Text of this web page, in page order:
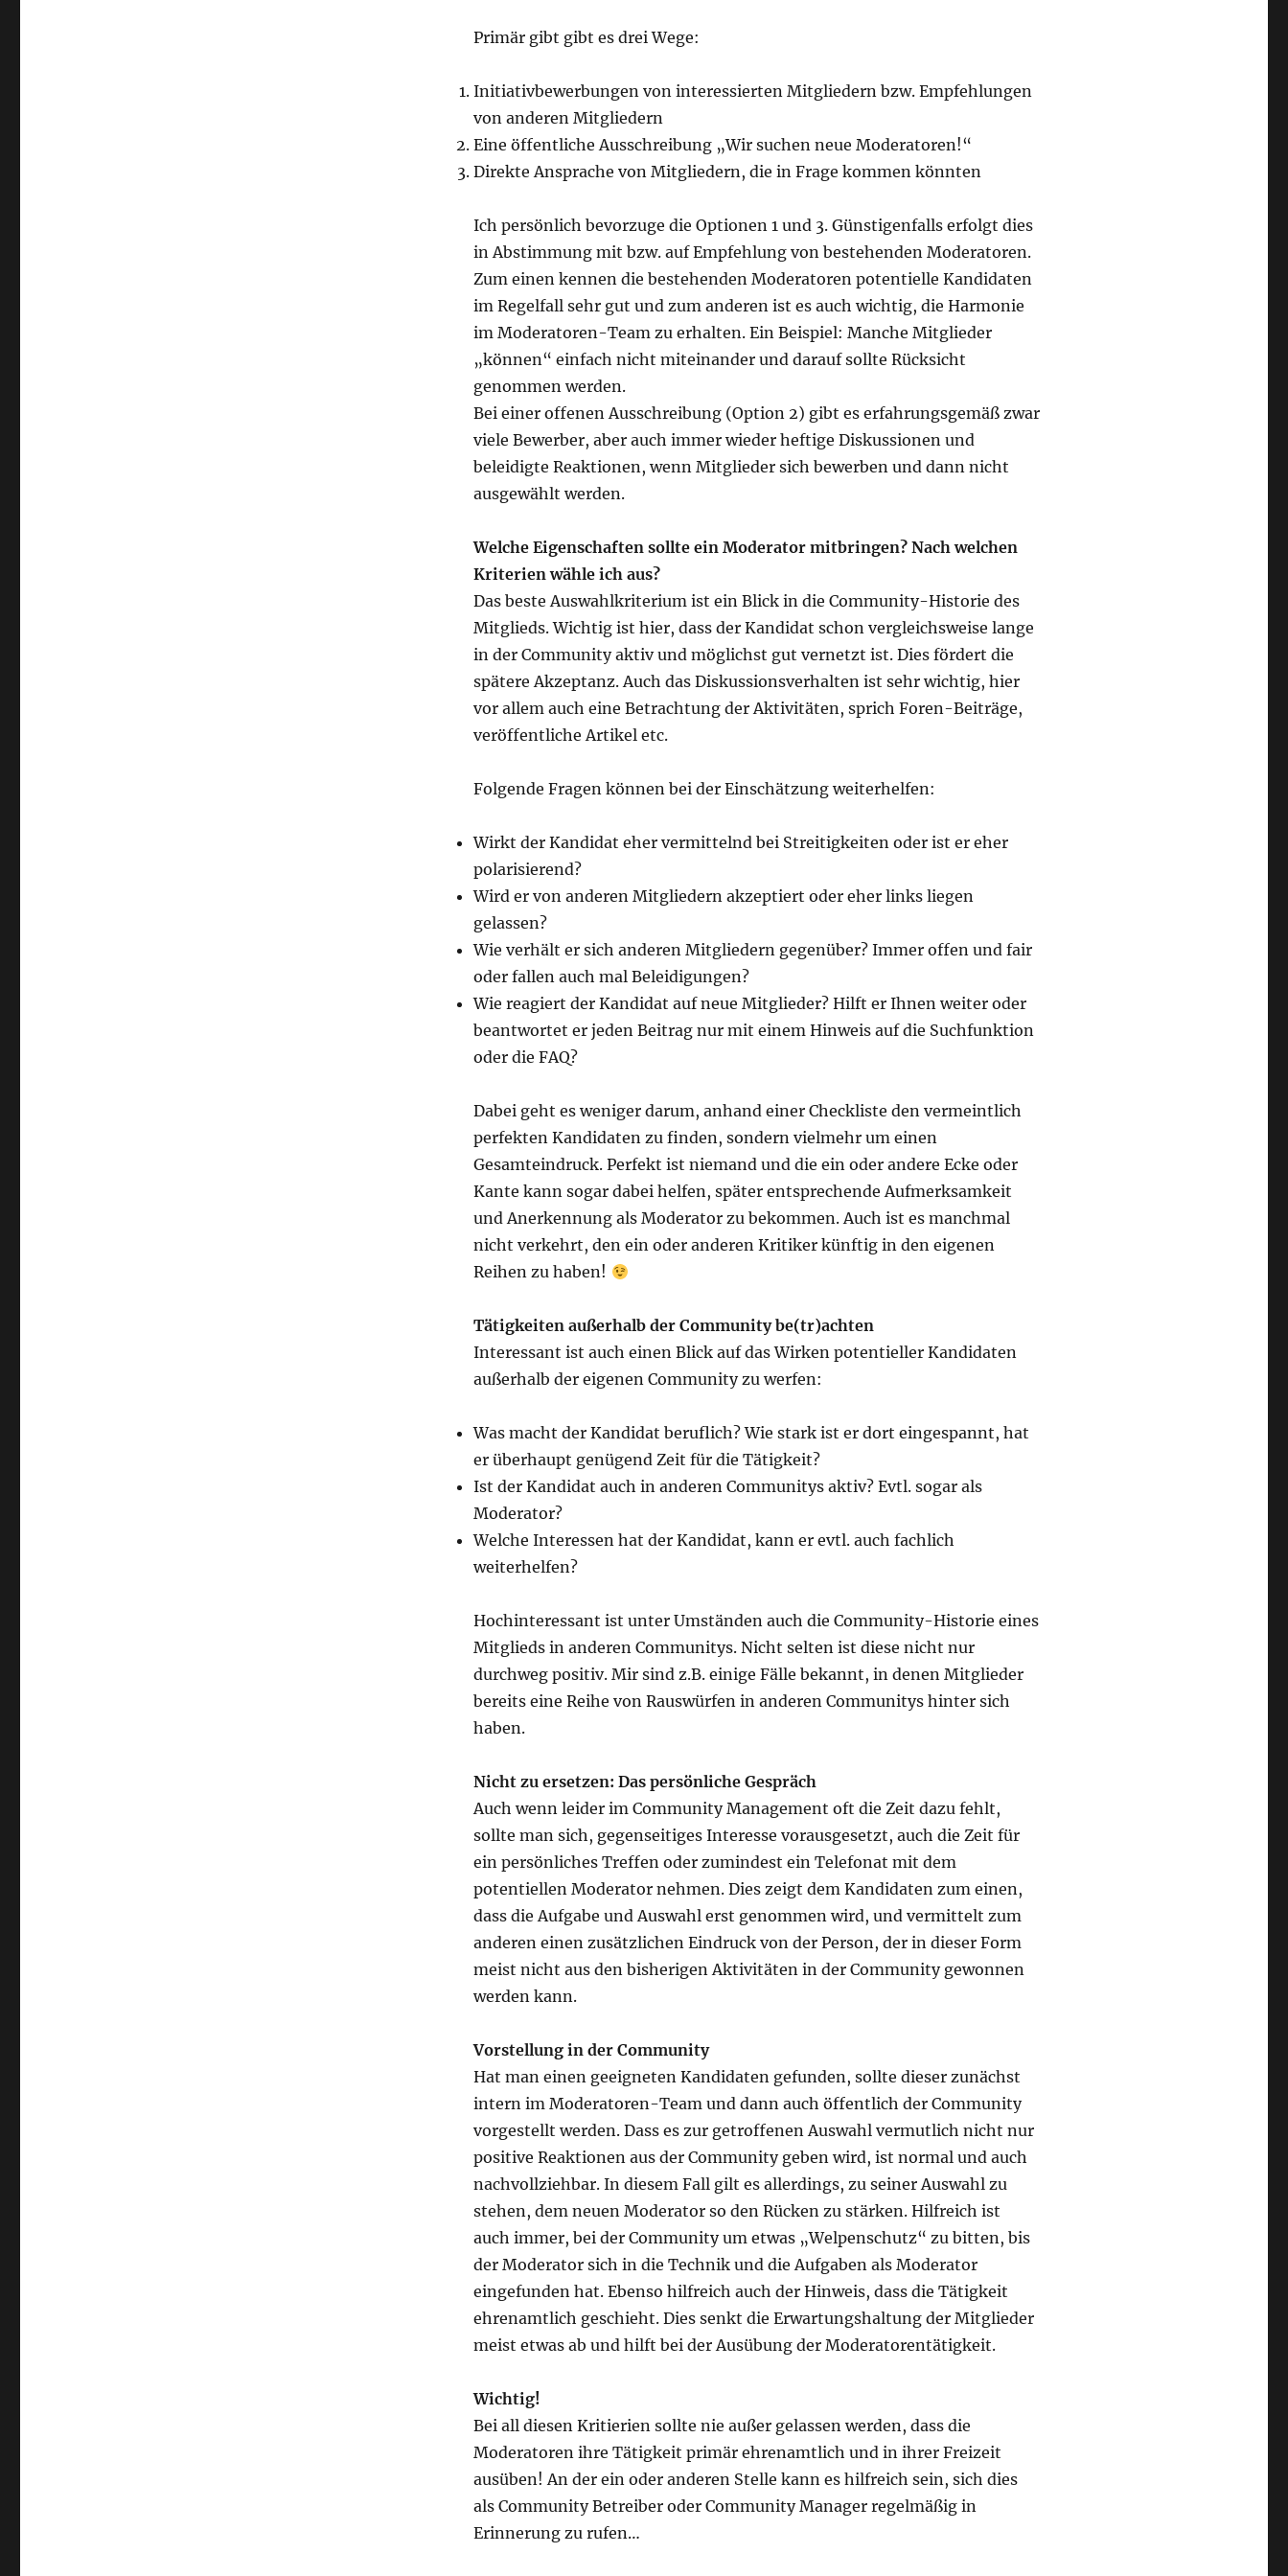
Primär gibt gibt es drei Wege:
Initiativbewerbungen von interessierten Mitgliedern bzw. Empfehlungen
von anderen Mitgliedern
Eine öffentliche Ausschreibung „Wir suchen neue Moderatoren!“
Direkte Ansprache von Mitgliedern, die in Frage kommen könnten
Ich persönlich bevorzuge die Optionen 1 und 3. Günstigenfalls erfolgt dies
in Abstimmung mit bzw. auf Empfehlung von bestehenden Moderatoren.
Zum einen kennen die bestehenden Moderatoren potentielle Kandidaten
im Regelfall sehr gut und zum anderen ist es auch wichtig, die Harmonie
im Moderatoren-Team zu erhalten. Ein Beispiel: Manche Mitglieder
„können“ einfach nicht miteinander und darauf sollte Rücksicht
genommen werden.
Bei einer offenen Ausschreibung (Option 2) gibt es erfahrungsgemäß zwar
viele Bewerber, aber auch immer wieder heftige Diskussionen und
beleidigte Reaktionen, wenn Mitglieder sich bewerben und dann nicht
ausgewählt werden.
Welche Eigenschaften sollte ein Moderator mitbringen? Nach welchen
Kriterien wähle ich aus?
Das beste Auswahlkriterium ist ein Blick in die Community-Historie des
Mitglieds. Wichtig ist hier, dass der Kandidat schon vergleichsweise lange
in der Community aktiv und möglichst gut vernetzt ist. Dies fördert die
spätere Akzeptanz. Auch das Diskussionsverhalten ist sehr wichtig, hier
vor allem auch eine Betrachtung der Aktivitäten, sprich Foren-Beiträge,
veröffentliche Artikel etc.
Folgende Fragen können bei der Einschätzung weiterhelfen:
Wirkt der Kandidat eher vermittelnd bei Streitigkeiten oder ist er eher
polarisierend?
Wird er von anderen Mitgliedern akzeptiert oder eher links liegen
gelassen?
Wie verhält er sich anderen Mitgliedern gegenüber? Immer offen und fair
oder fallen auch mal Beleidigungen?
Wie reagiert der Kandidat auf neue Mitglieder? Hilft er Ihnen weiter oder
beantwortet er jeden Beitrag nur mit einem Hinweis auf die Suchfunktion
oder die FAQ?
Dabei geht es weniger darum, anhand einer Checkliste den vermeintlich
perfekten Kandidaten zu finden, sondern vielmehr um einen
Gesamteindruck. Perfekt ist niemand und die ein oder andere Ecke oder
Kante kann sogar dabei helfen, später entsprechende Aufmerksamkeit
und Anerkennung als Moderator zu bekommen. Auch ist es manchmal
nicht verkehrt, den ein oder anderen Kritiker künftig in den eigenen
Reihen zu haben!
Tätigkeiten außerhalb der Community be(tr)achten
Interessant ist auch einen Blick auf das Wirken potentieller Kandidaten
außerhalb der eigenen Community zu werfen:
Was macht der Kandidat beruflich? Wie stark ist er dort eingespannt, hat
er überhaupt genügend Zeit für die Tätigkeit?
Ist der Kandidat auch in anderen Communitys aktiv? Evtl. sogar als
Moderator?
Welche Interessen hat der Kandidat, kann er evtl. auch fachlich
weiterhelfen?
Hochinteressant ist unter Umständen auch die Community-Historie eines
Mitglieds in anderen Communitys. Nicht selten ist diese nicht nur
durchweg positiv. Mir sind z.B. einige Fälle bekannt, in denen Mitglieder
bereits eine Reihe von Rauswürfen in anderen Communitys hinter sich
haben.
Nicht zu ersetzen: Das persönliche Gespräch
Auch wenn leider im Community Management oft die Zeit dazu fehlt,
sollte man sich, gegenseitiges Interesse vorausgesetzt, auch die Zeit für
ein persönliches Treffen oder zumindest ein Telefonat mit dem
potentiellen Moderator nehmen. Dies zeigt dem Kandidaten zum einen,
dass die Aufgabe und Auswahl erst genommen wird, und vermittelt zum
anderen einen zusätzlichen Eindruck von der Person, der in dieser Form
meist nicht aus den bisherigen Aktivitäten in der Community gewonnen
werden kann.
Vorstellung in der Community
Hat man einen geeigneten Kandidaten gefunden, sollte dieser zunächst
intern im Moderatoren-Team und dann auch öffentlich der Community
vorgestellt werden. Dass es zur getroffenen Auswahl vermutlich nicht nur
positive Reaktionen aus der Community geben wird, ist normal und auch
nachvollziehbar. In diesem Fall gilt es allerdings, zu seiner Auswahl zu
stehen, dem neuen Moderator so den Rücken zu stärken. Hilfreich ist
auch immer, bei der Community um etwas „Welpenschutz“ zu bitten, bis
der Moderator sich in die Technik und die Aufgaben als Moderator
eingefunden hat. Ebenso hilfreich auch der Hinweis, dass die Tätigkeit
ehrenamtlich geschieht. Dies senkt die Erwartungshaltung der Mitglieder
meist etwas ab und hilft bei der Ausübung der Moderatorentätigkeit.
Wichtig!
Bei all diesen Kritierien sollte nie außer gelassen werden, dass die
Moderatoren ihre Tätigkeit primär ehrenamtlich und in ihrer Freizeit
ausüben! An der ein oder anderen Stelle kann es hilfreich sein, sich dies
als Community Betreiber oder Community Manager regelmäßig in
Erinnerung zu rufen…